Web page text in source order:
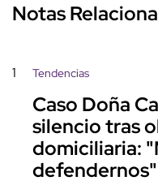
Notas
1 Tendencias
Caso Doña
silencio tras
domiciliaria:
defendernos"